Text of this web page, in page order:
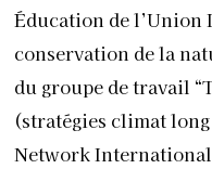
Éducation de
conservation de la
du groupe detravail
(stratégies climat
Network